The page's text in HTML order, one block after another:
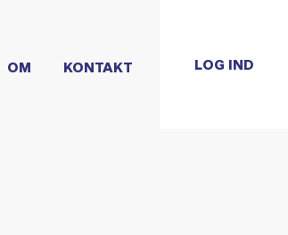
OM KONTAKT LOG IND